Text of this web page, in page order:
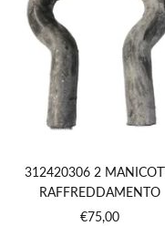
312420306 2
RAFFREDDAMENTO
Prezzo
€75,00